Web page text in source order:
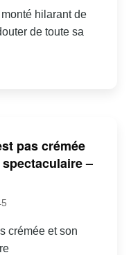
hilarant de
de toute sa
pas crémée
–
crémée et son